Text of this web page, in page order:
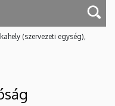
(szervezeti egység),